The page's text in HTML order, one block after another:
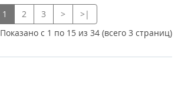
1 2 3 >
>|
Показано с 1 по 15 из 34 (всего 3 страниц)